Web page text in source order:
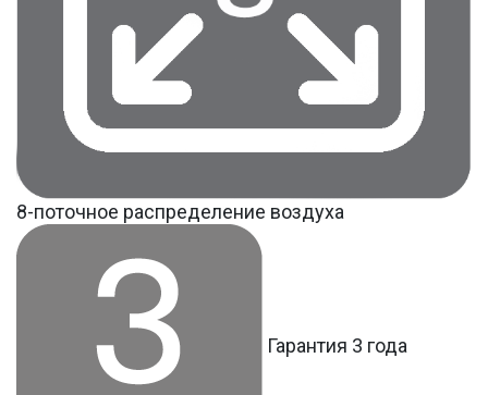
8-поточное распределение воздуха
Гарантия 3 года